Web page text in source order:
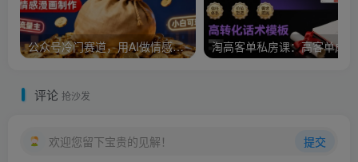
公众号冷门赛道，用AI做情感漫画，7天开通流量主，操作简单，小白可玩
评论 抢沙发
欢迎您留下宝贵的见解！ 提交